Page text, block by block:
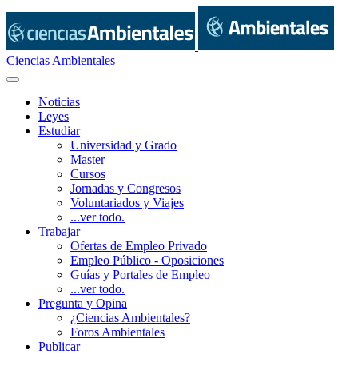
Ciencias Ambientales
Noticias
Leyes
Estudiar
Universidad y Grado
Master
Cursos
Jornadas y Congresos
Voluntariados y Viajes
...ver todo.
Trabajar
Ofertas de Empleo Privado
Empleo Público - Oposiciones
Guías y Portales de Empleo
...ver todo.
Pregunta y Opina
¿Ciencias Ambientales?
Foros Ambientales
Publicar